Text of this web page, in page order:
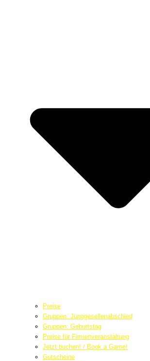
Preise
Gruppen: Junggesellenabschied
Gruppen: Geburtstag
Preise für Firmenveranstaltung
Jetzt buchen! / Book a Game!
Gutscheine